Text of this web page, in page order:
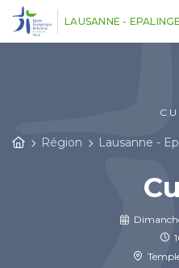
LAUSANNE -
Région Lausanne -
Panneau de gestion des